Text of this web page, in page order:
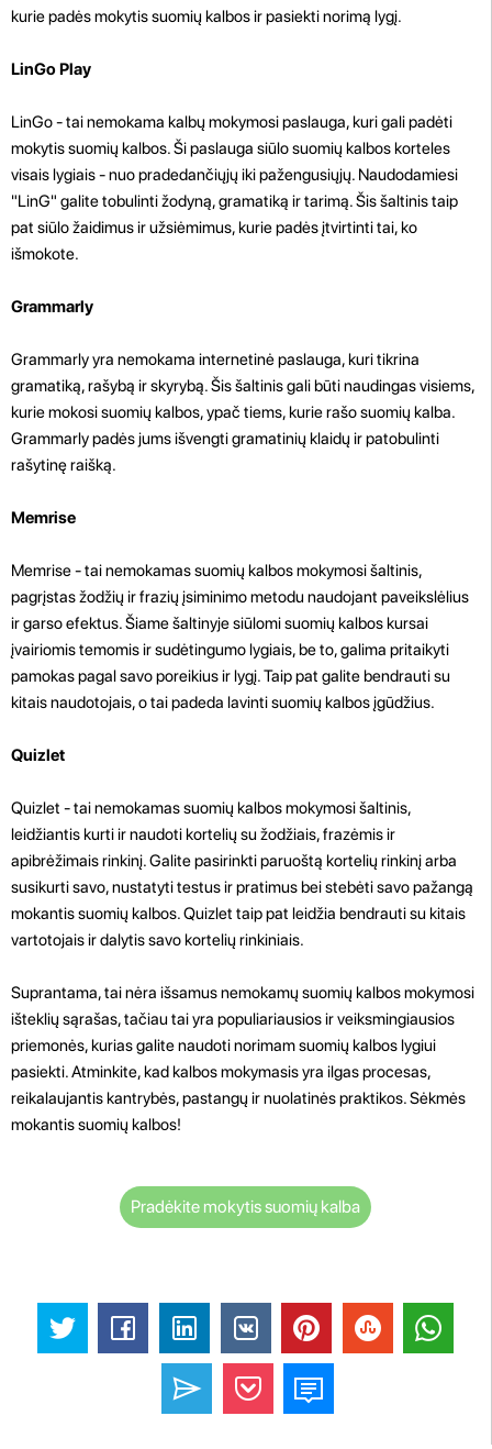
kurie padės mokytis suomių kalbos ir pasiekti norimą lygį.
LinGo Play
LinGo - tai nemokama kalbų mokymosi paslauga, kuri gali padėti
mokytis suomių kalbos. Ši paslauga siūlo suomių kalbos korteles
visais lygiais - nuo pradedančiųjų iki pažengusiųjų. Naudodamiesi
"LinG" galite tobulinti žodyną, gramatiką ir tarimą. Šis šaltinis taip
pat siūlo žaidimus ir užsiėmimus, kurie padės įtvirtinti tai, ko
išmokote.
Grammarly
Grammarly yra nemokama internetinė paslauga, kuri tikrina
gramatiką, rašybą ir skyrybą. Šis šaltinis gali būti naudingas visiems,
kurie mokosi suomių kalbos, ypač tiems, kurie rašo suomių kalba.
Grammarly padės jums išvengti gramatinių klaidų ir patobulinti
rašytinę raišką.
Memrise
Memrise - tai nemokamas suomių kalbos mokymosi šaltinis,
pagrįstas žodžių ir frazių įsiminimo metodu naudojant paveikslėlius
ir garso efektus. Šiame šaltinyje siūlomi suomių kalbos kursai
įvairiomis temomis ir sudėtingumo lygiais, be to, galima pritaikyti
pamokas pagal savo poreikius ir lygį. Taip pat galite bendrauti su
kitais naudotojais, o tai padeda lavinti suomių kalbos įgūdžius.
Quizlet
Quizlet - tai nemokamas suomių kalbos mokymosi šaltinis,
leidžiantis kurti ir naudoti kortelių su žodžiais, frazėmis ir
apibrėžimais rinkinį. Galite pasirinkti paruoštą kortelių rinkinį arba
susikurti savo, nustatyti testus ir pratimus bei stebėti savo pažangą
mokantis suomių kalbos. Quizlet taip pat leidžia bendrauti su kitais
vartotojais ir dalytis savo kortelių rinkiniais.
Suprantama, tai nėra išsamus nemokamų suomių kalbos mokymosi
išteklių sąrašas, tačiau tai yra populiariausios ir veiksmingiausios
priemonės, kurias galite naudoti norimam suomių kalbos lygiui
pasiekti. Atminkite, kad kalbos mokymasis yra ilgas procesas,
reikalaujantis kantrybės, pastangų ir nuolatinės praktikos. Sėkmės
mokantis suomių kalbos!
Pradėkite mokytis suomių kalba